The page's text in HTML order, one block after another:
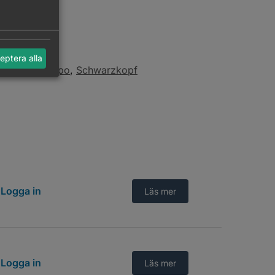
,Schampo, Schwarzkopf
Logga in Läs mer
Logga in Läs mer
alla